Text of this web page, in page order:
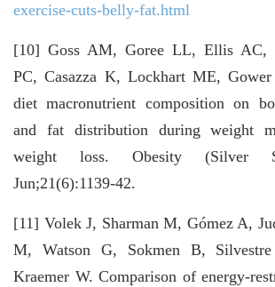
exercise-cuts-belly-fat.html
[10] Goss AM, Goree LL, Ellis AC,
PC, Casazza K, Lockhart ME,
diet macronutrient composition on
and fat distribution during weight
weight loss. Obesity (Silver
Jun;21(6):1139-42.
[11] Volek J, Sharman M, Gómez A,
M, Watson G, Sokmen B,
Kraemer W. Comparison of energy-